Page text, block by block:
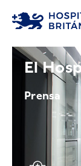
El
Prensa